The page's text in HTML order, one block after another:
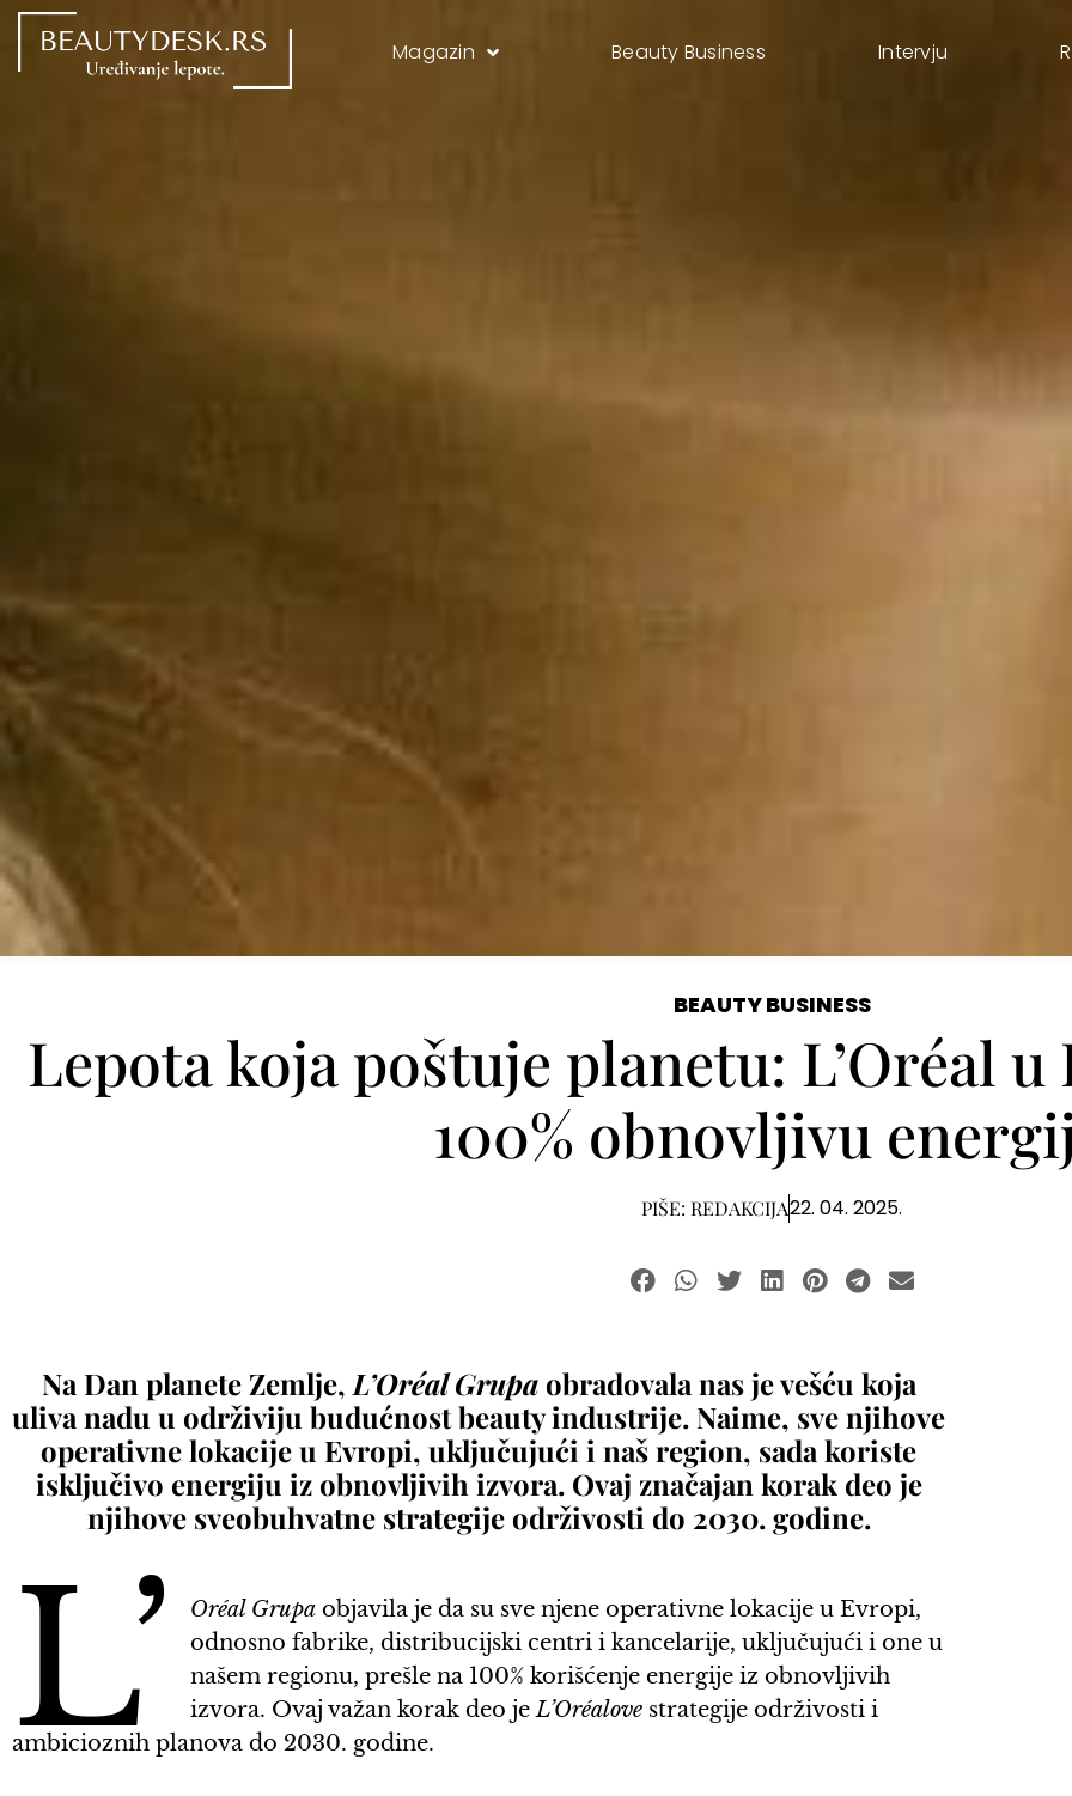
Magazin Beauty Business Intervju
BEAUTY BUSINESS
Lepota koja poštuje planetu: L’Oréal
100% obnovljivu
PIŠE: REDAKCIJA22. 04. 2025.
Na Dan planete Zemlje, L’Oréal Grupaobradovala nas je vešću koja
uliva nadu u održiviju budućnost beauty industrije. Naime, sve njihove
operativne lokacije u Evropi, uključujući i naš region, sada koriste
isključivo energiju iz obnovljivih izvora. Ovaj značajan korak deo je
njihove sveobuhvatne strategije održivosti do 2030. godine.
L’ Oréal Grupa objavila je da su sve njene operativne lokacije u Evropi,
odnosno fabrike, distribucijski centri i kancelarije, uključujući i one u
našem regionu, prešle na 100% korišćenje energije iz obnovljivih
izvora. Ovaj važan korak deo jeL’Oréalove strategije održivosti i
ambicioznih planova do 2030. godine.